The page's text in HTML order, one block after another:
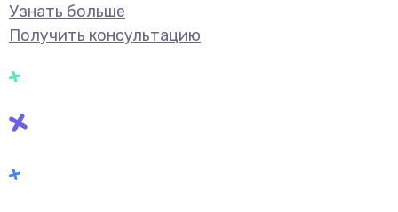
Узнать больше
Получить консультацию